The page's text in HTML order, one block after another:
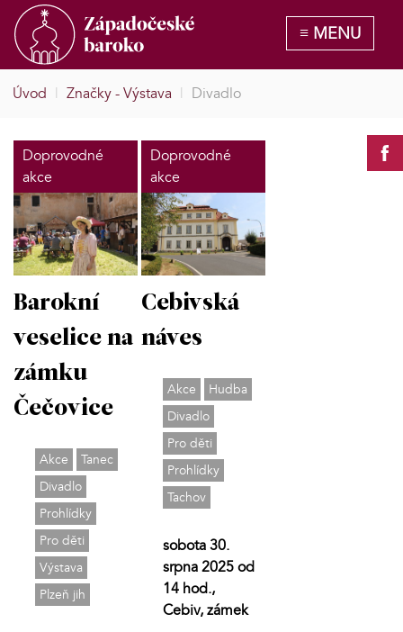
Úvod | Značky - Výstava | Divadlo
Doprovodné
akce
Barokní
veselice na
zámku
Čečovice
Akce
Tanec
Divadlo
Prohlídky
Pro děti
Výstava
Plzeň jih
Doprovodné
akce
Cebivská
náves
Akce
Hudba
Divadlo
Pro děti
Prohlídky
Tachov
sobota 30.
srpna 2025 od
14 hod.,
Cebiv, zámek